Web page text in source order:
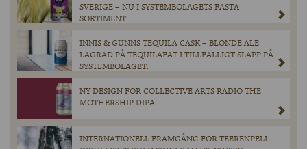
SVERIGE – NU I SYSTEMBOLAGETS FASTA
SORTIMENT.
INNIS & GUNNS TEQUILA CASK – BLONDE ALE
LAGRAD PÅ TEQUILAFAT I TILLFÄLLIGT SLÄPP PÅ
SYSTEMBOLAGET.
NY DESIGN FÖR COLLECTIVE ARTS RADIO THE
MOTHERSHIP DIPA.
INTERNATIONELL FRAMGÅNG FÖR TEERENPELI